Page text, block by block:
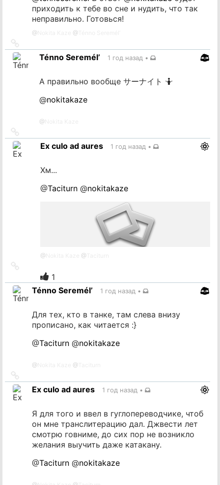
приходить к тебе во сне и нудить, что так
неправильно. Готовься!
@ @
на
источникTénno Seremél’ 1 год назад •
А правильно вообще サーナイト 🤷
@nokitakaze
@
на
источникEx culo ad aures 1 год назад •
Хм...
@Taciturn @nokitakaze
@ @
источник
1
Ténno Seremél’
1 год назад •
Для тех, кто в танке, там слева внизу
прописано, как читается :}
@Taciturn @nokitakaze
@ @
на
источник
Ex culo ad aures 1 год назад •
Я для того и ввел в гуглопереводчике, чтоб
он мне транслитерацию дал. Джвести лет
смотрю говниме, до сих пор не возникло
желания выучить даже катакану.
@Taciturn @nokitakaze